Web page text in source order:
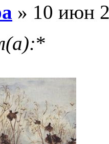
» 10 июн
*